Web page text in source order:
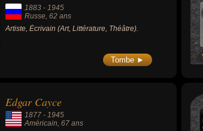
1883 - 1945
Russe, 62 ans
Artiste, Écrivain (Art, Littérature, Théâtre).
Tombe ►
Edgar Cayce
1877 - 1945
Américain, 67 ans